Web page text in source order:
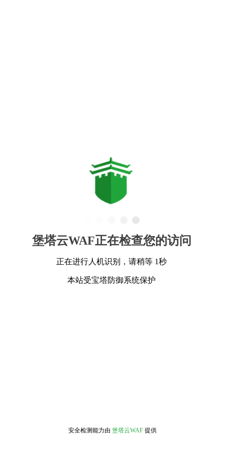
堡塔云WAF正在检查您的访问
正在进行人机识别，请稍等 1秒
本站受宝塔防御系统保护
安全检测能力由 堡塔云WAF 提供